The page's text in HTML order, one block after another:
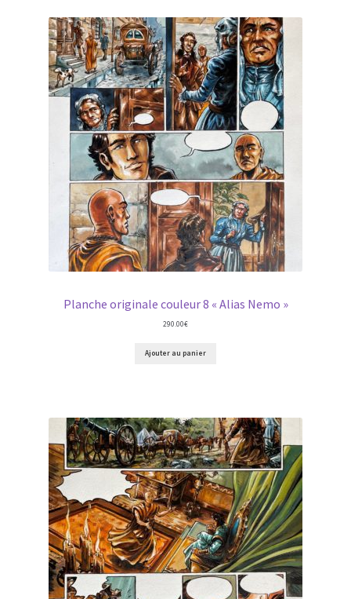
Planche originale couleur 8 « Alias Nemo »
290.00€
Ajouter au panier